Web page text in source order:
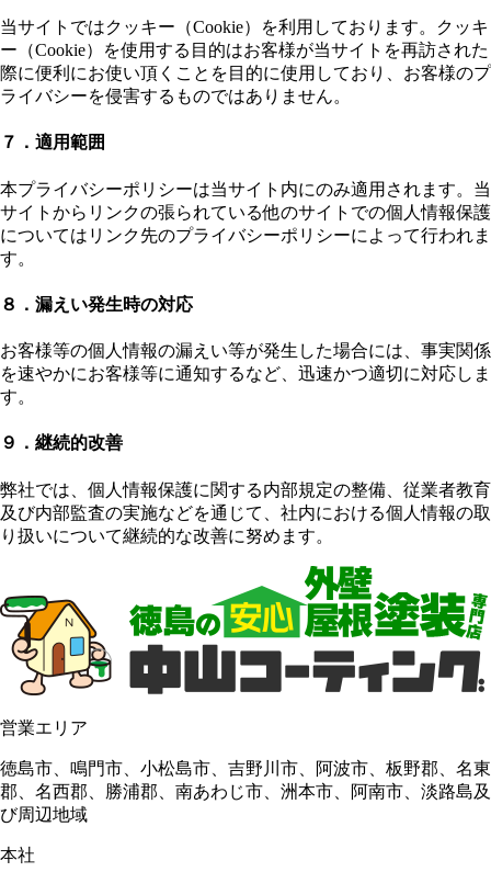
当サイトではクッキー（Cookie）を利用しております。クッキ
ー（Cookie）を使用する目的はお客様が当サイトを再訪された
際に便利にお使い頂くことを目的に使用しており、お客様のプ
ライバシーを侵害するものではありません。
７．適用範囲
本プライバシーポリシーは当サイト内にのみ適用されます。当
サイトからリンクの張られている他のサイトでの個人情報保護
についてはリンク先のプライバシーポリシーによって行われま
す。
８．漏えい発生時の対応
お客様等の個人情報の漏えい等が発生した場合には、事実関係
を速やかにお客様等に通知するなど、迅速かつ適切に対応しま
す。
９．継続的改善
弊社では、個人情報保護に関する内部規定の整備、従業者教育
及び内部監査の実施などを通じて、社内における個人情報の取
り扱いについて継続的な改善に努めます。
営業エリア
徳島市、鳴門市、小松島市、吉野川市、阿波市、板野郡、名東
郡、名西郡、勝浦郡、南あわじ市、洲本市、阿南市、淡路島及
び周辺地域
本社